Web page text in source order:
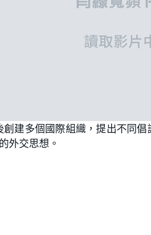
創建多個國際組織，提出不同
外交思想。